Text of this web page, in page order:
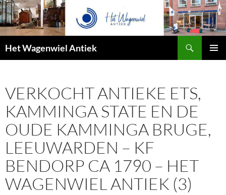
Het Wagenwiel Antiek
VERKOCHT ANTIEKE ETS,
KAMMINGA STATE EN DE
OUDE KAMMINGA BRUGE,
LEEUWARDEN – KF
BENDORP CA 1790 – HET
WAGENWIEL ANTIEK (3)